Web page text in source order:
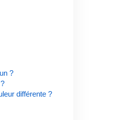
?
différente ?